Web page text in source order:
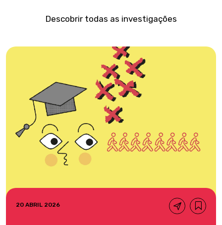
Descobrir todas as investigações
20 ABRIL 2026